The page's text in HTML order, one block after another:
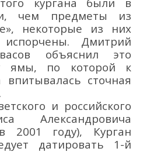
чем предметы из
е», некоторые из них
Дмитрий
объяснил это
ямы, по которой к
впитывалась сточная
ого и российского
Александровича
2001 году), Курган
датировать 1-й